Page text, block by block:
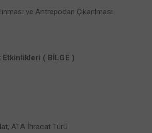
ve Antrepodan Çıkarılması
Etkinlikleri ( BİLGE )
ATA İhracat Türü